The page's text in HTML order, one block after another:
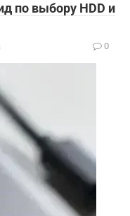
по выбору HDD и
0